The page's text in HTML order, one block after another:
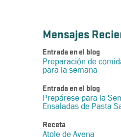
Mensajes
Entrada en el blog
Preparación de
para la semana
Entrada en el blog
Prepárese para la
Ensaladas de Pasta
Receta
Atole de Avena